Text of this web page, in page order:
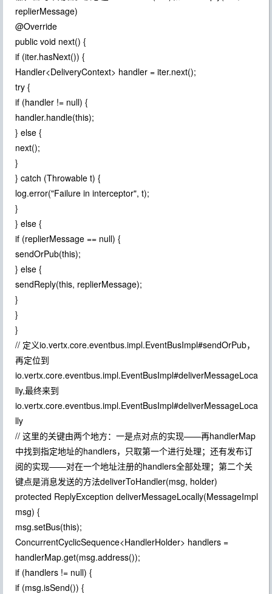
replierMessage)
@Override
public void next() {
if (iter.hasNext()) {
Handler<DeliveryContext> handler = iter.next();
try {
if (handler != null) {
handler.handle(this);
} else {
next();
}
} catch (Throwable t) {
log.error("Failure in interceptor", t);
}
} else {
if (replierMessage == null) {
sendOrPub(this);
} else {
sendReply(this, replierMessage);
}
}
}
// 定义io.vertx.core.eventbus.impl.EventBusImpl#sendOrPub，
再定位到
io.vertx.core.eventbus.impl.EventBusImpl#deliverMessageLoca
lly,最终来到
io.vertx.core.eventbus.impl.EventBusImpl#deliverMessageLoca
lly
// 这里的关键由两个地方：一是点对点的实现——再handlerMap
中找到指定地址的handlers，只取第一个进行处理；还有发布订
阅的实现——对在一个地址注册的handlers全部处理；第二个关
键点是消息发送的方法deliverToHandler(msg, holder)
protected ReplyException deliverMessageLocally(MessageImpl
msg) {
msg.setBus(this);
ConcurrentCyclicSequence<HandlerHolder> handlers =
handlerMap.get(msg.address());
if (handlers != null) {
if (msg.isSend()) {